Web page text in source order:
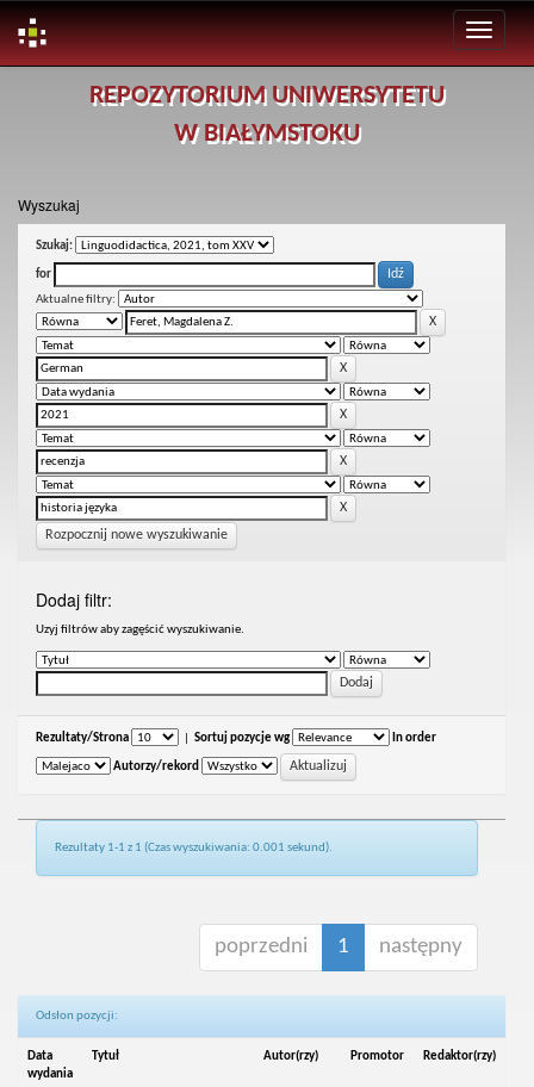
REPOZYTORIUM UNIWERSYTETU
W BIAŁYMSTOKU
Wyszukaj
Szukaj:
for
Aktualne filtry:
Rozpocznij nowe wyszukiwanie
Dodaj filtr:
Uzyj filtrów aby zagęścić wyszukiwanie.
Rezultaty/Strona Sortuj pozycje wg In order
Autorzy/rekord
Rezultaty 1-1 z 1 (Czas wyszukiwania: 0.001 sekund).
poprzedni 1 następny
Odsłon pozycji:
Data
wydania
Tytuł Autor(rzy) Promotor Redaktor(rzy)